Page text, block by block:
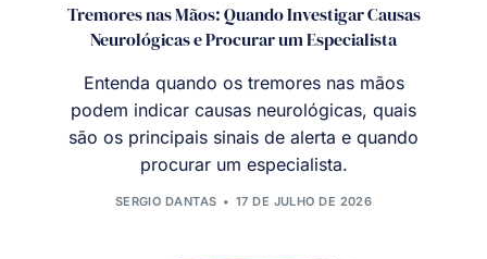
Tremores nas Mãos: Quando Investigar Causas
Neurológicas e Procurar um Especialista
Entenda quando os tremores nas mãos
podem indicar causas neurológicas, quais
são os principais sinais de alerta e quando
procurar um especialista.
SERGIO DANTAS 17 DE JULHO DE 2026